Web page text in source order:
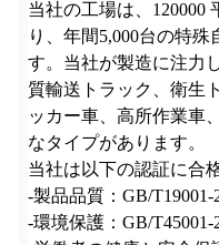
当社の工場は、 120000
り、年間5,000台の特
す。当社が製造に注力
質輸送トラック、衛生
ッカー車、高所作業車
なタイプがあります。
当社は以下の認証に合
-製品品質：GB/T19001-
-環境保護：GB/T45001-